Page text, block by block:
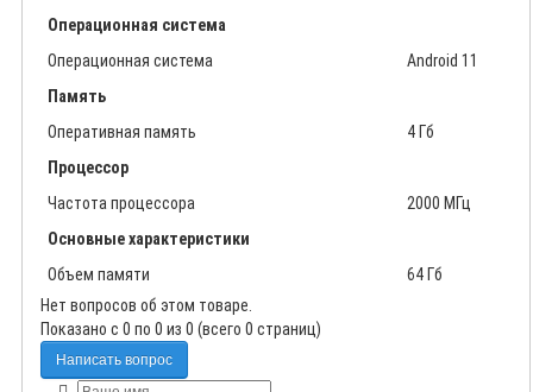
Операционная система
Операционная система
Android 11
Память
Оперативная память
4 Гб
Процессор
Частота процессора
2000 МГц
Основные характеристики
Объем памяти
64 Гб
Нет вопросов об этом товаре.
Показано с 0 по 0 из 0 (всего 0 страниц)
Написать вопрос